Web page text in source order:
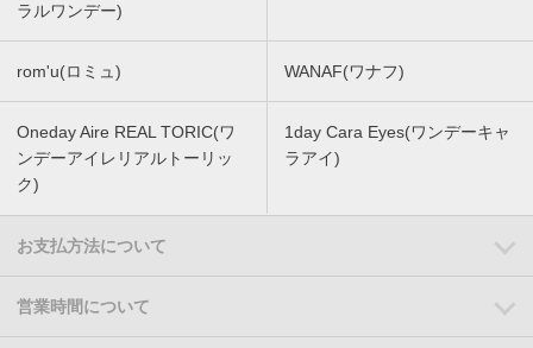
ラルワンデー)
rom'u(ロミュ) WANAF(ワナフ)
Oneday Aire REAL TORIC(ワ
ンデーアイレリアルトーリッ
ク)
1day Cara Eyes(ワンデーキャ
ラアイ)
お支払方法について
営業時間について